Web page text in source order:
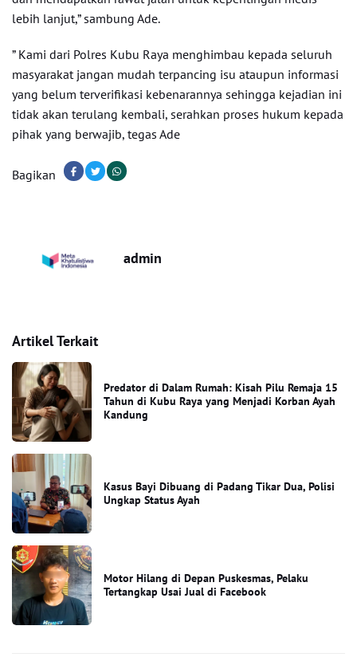
lebih lanjut,” sambung Ade.
” Kami dari Polres Kubu Raya menghimbau kepada seluruh
masyarakat jangan mudah terpancing isu ataupun informasi
yang belum terverifikasi kebenarannya sehingga kejadian ini
tidak akan terulang kembali, serahkan proses hukum kepada
pihak yang berwajib, tegas Ade
Bagikan
admin
Artikel Terkait
Predator di Dalam Rumah: Kisah Pilu Remaja 15
Tahun di Kubu Raya yang Menjadi Korban Ayah
Kandung
Kasus Bayi Dibuang di Padang Tikar Dua, Polisi
Ungkap Status Ayah
Motor Hilang di Depan Puskesmas, Pelaku
Tertangkap Usai Jual di Facebook